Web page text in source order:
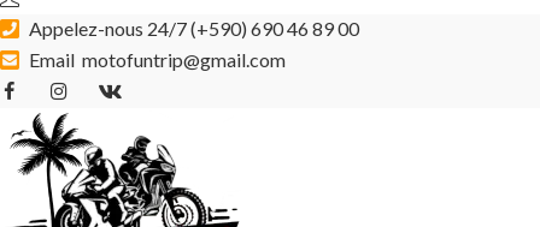
Appelez-nous 24/7 (+590) 690 46 89 00
Email motofuntrip@gmail.com